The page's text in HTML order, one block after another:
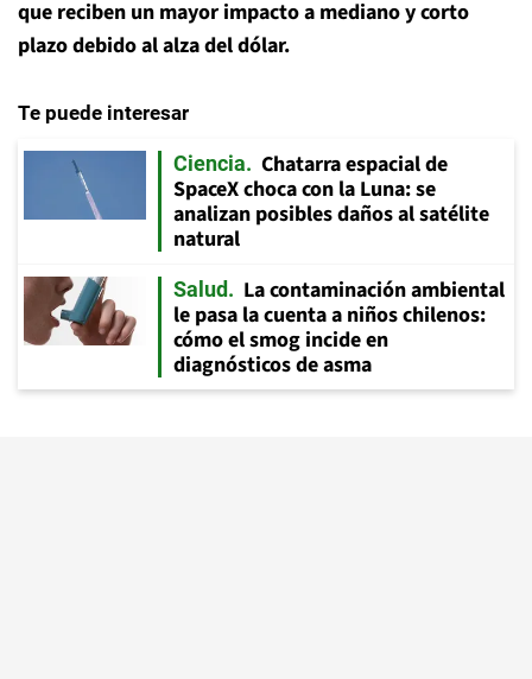
que reciben un mayor impacto a mediano y corto
plazo debido al alza del dólar.
Te puede interesar
Ciencia
Chatarra espacial de
SpaceX choca con la Luna: se
analizan posibles daños al satélite
natural
Salud
La contaminación ambiental
le pasa la cuenta a niños chilenos:
cómo el smog incide en
diagnósticos de asma